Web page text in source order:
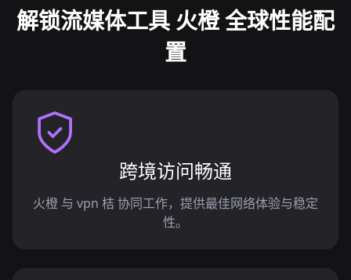
解锁流媒体工具 火橙 全球性能配
置
跨境访问畅通
火橙 与 vpn 桔 协同工作，提供最佳网络体验与稳定
性。